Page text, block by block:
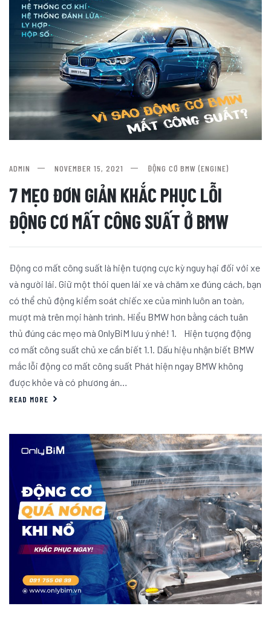
ADMIN NOVEMBER 15, 2021 ĐỘNG CƠ BMW (ENGINE)
7 MẸO ĐƠN GIẢN KHẮC PHỤC LỖI
ĐỘNG CƠ MẤT CÔNG SUẤT Ở BMW
Động cơ mất công suất là hiện tượng cực kỳ nguy hại đối với xe
và người lái. Giữ một thói quen lái xe và chăm xe đúng cách, bạn
có thể chủ động kiểm soát chiếc xe của mình luôn an toàn,
mượt mà trên mọi hành trình. Hiểu BMW hơn bằng cách tuân
thủ đúng các mẹo mà OnlyBiM lưu ý nhé! 1. Hiện tượng động
cơ mất công suất chủ xe cần biết 1.1. Dấu hiệu nhận biết BMW
mắc lỗi động cơ mất công suất Phát hiện ngay BMW không
được khỏe và có phương án…
READ MORE